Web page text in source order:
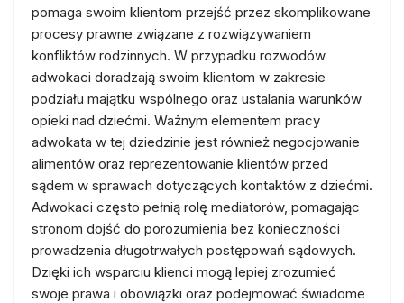
pomaga swoim klientom przejść przez skomplikowane
procesy prawne związane z rozwiązywaniem
konfliktów rodzinnych. W przypadku rozwodów
adwokaci doradzają swoim klientom w zakresie
podziału majątku wspólnego oraz ustalania warunków
opieki nad dziećmi. Ważnym elementem pracy
adwokata w tej dziedzinie jest również negocjowanie
alimentów oraz reprezentowanie klientów przed
sądem w sprawach dotyczących kontaktów z dziećmi.
Adwokaci często pełnią rolę mediatorów, pomagając
stronom dojść do porozumienia bez konieczności
prowadzenia długotrwałych postępowań sądowych.
Dzięki ich wsparciu klienci mogą lepiej zrozumieć
swoje prawa i obowiązki oraz podejmować świadome